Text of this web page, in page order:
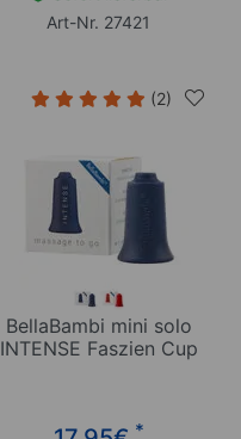
Art-Nr. 27421
(2)
BellaBambi mini solo
INTENSE Faszien Cup
*